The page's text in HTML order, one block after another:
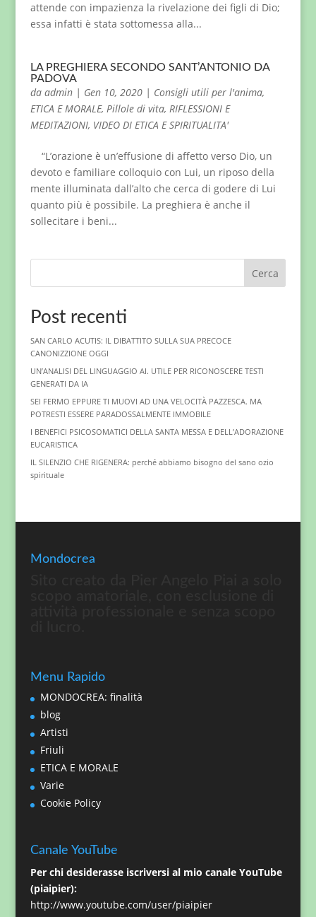
attende con impazienza la rivelazione dei figli di Dio;
essa infatti è stata sottomessa alla...
LA PREGHIERA SECONDO SANT’ANTONIO DA
PADOVA
da admin| Gen 10, 2020| Consigli utili per l'anima,
ETICA E MORALE, Pillole di vita, RIFLESSIONI E
MEDITAZIONI, VIDEO DI ETICA E SPIRITUALITA'
“L’orazione è un’effusione di affetto verso Dio, un
devoto e familiare colloquio con Lui, un riposo della
mente illuminata dall’alto che cerca di godere di Lui
quanto più è possibile. La preghiera è anche il
sollecitare i beni...
Cerca
Post recenti
SAN CARLO ACUTIS: IL DIBATTITO SULLA SUA PRECOCE
CANONIZZIONE OGGI
UN’ANALISI DEL LINGUAGGIO AI. UTILE PER RICONOSCERE TESTI
GENERATI DA IA
SEI FERMO EPPURE TI MUOVI AD UNA VELOCITÀ PAZZESCA. MA
POTRESTI ESSERE PARADOSSALMENTE IMMOBILE
I BENEFICI PSICOSOMATICI DELLA SANTA MESSA E DELL’ADORAZIONE
EUCARISTICA
IL SILENZIO CHE RIGENERA: perché abbiamo bisogno del sano ozio
spirituale
Mondocrea
Menu Rapido
MONDOCREA: finalità
blog
Artisti
Friuli
ETICA E MORALE
Varie
Cookie Policy
Canale YouTube
Per chi desiderasse iscriversi al mio canale YouTube
(piaipier):
http://www.youtube.com/user/piaipier